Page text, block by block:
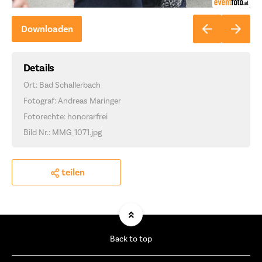
Downloaden
Details
Ort: Bad Schallerbach
Fotograf: Andreas Maringer
Fotorechte: honorarfrei
Bild Nr.: MMG_1071.jpg
teilen
Back to top